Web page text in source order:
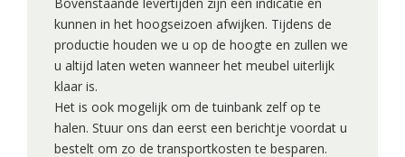
kunnen in het hoogseizoen afwijken. Tijdens de
productie houden we u op de hoogte en zullen we
u altijd laten weten wanneer het meubel uiterlijk
klaar is.
Het is ook mogelijk om de tuinbank zelf op te
halen. Stuur ons dan eerst een berichtje voordat u
bestelt om zo de transportkosten te besparen.